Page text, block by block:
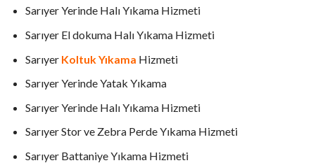
Sarıyer Yerinde Halı Yıkama Hizmeti
Sarıyer El dokuma Halı Yıkama Hizmeti
Sarıyer Koltuk Yıkama Hizmeti
Sarıyer Yerinde Yatak Yıkama
Sarıyer Yerinde Halı Yıkama Hizmeti
Sarıyer Stor ve Zebra Perde Yıkama Hizmeti
Sarıyer Battaniye Yıkama Hizmeti